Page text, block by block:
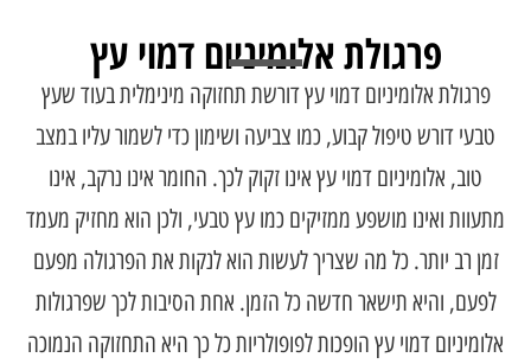
פרגולת אלומיניום דמוי עץ
פרגולת אלומיניום דמוי עץ דורשת תחזוקה מינימלית בעוד שעץ
טבעי דורש טיפול קבוע, כמו צביעה ושימון כדי לשמור עליו במצב
טוב, אלומיניום דמוי עץ אינו זקוק לכך. החומר אינו נרקב, אינו
מתעוות ואינו מושפע ממזיקים כמו עץ טבעי, ולכן הוא מחזיק מעמד
זמן רב יותר. כל מה שצריך לעשות הוא לנקות את הפרגולה מפעם
לפעם, והיא תישאר חדשה כל הזמן. אחת הסיבות לכך שפרגולות
אלומיניום דמוי עץ הופכות לפופולריות כל כך היא התחזוקה הנמוכה